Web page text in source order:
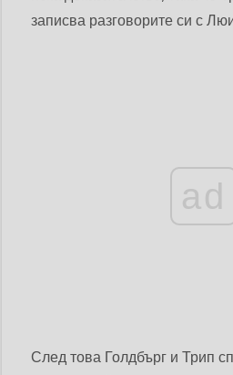
записва разговорите си с
ad
След това Голдбърг и Трип